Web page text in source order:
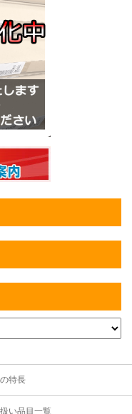
特長
い品目一覧